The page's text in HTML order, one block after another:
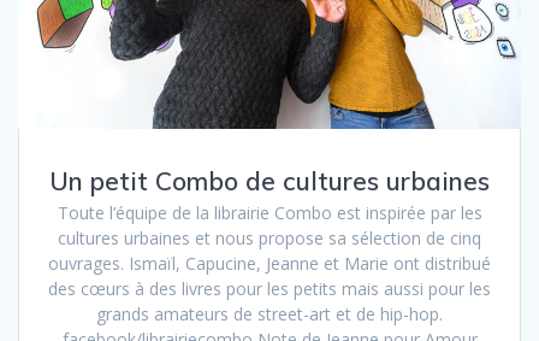
Un petit Combo de cultures urbaines
Toute l’équipe de la librairie Combo est inspirée par les
cultures urbaines et nous propose sa sélection de cinq
ouvrages. Ismaïl, Capucine, Jeanne et Marie ont distribué
des cœurs à des livres pour les petits mais aussi pour les
grands amateurs de street-art et de hip-hop.